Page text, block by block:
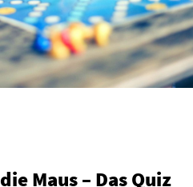
Maus – Das Quiz